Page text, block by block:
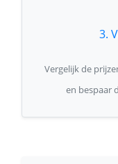
3.
Vergelijk de
en bespaar